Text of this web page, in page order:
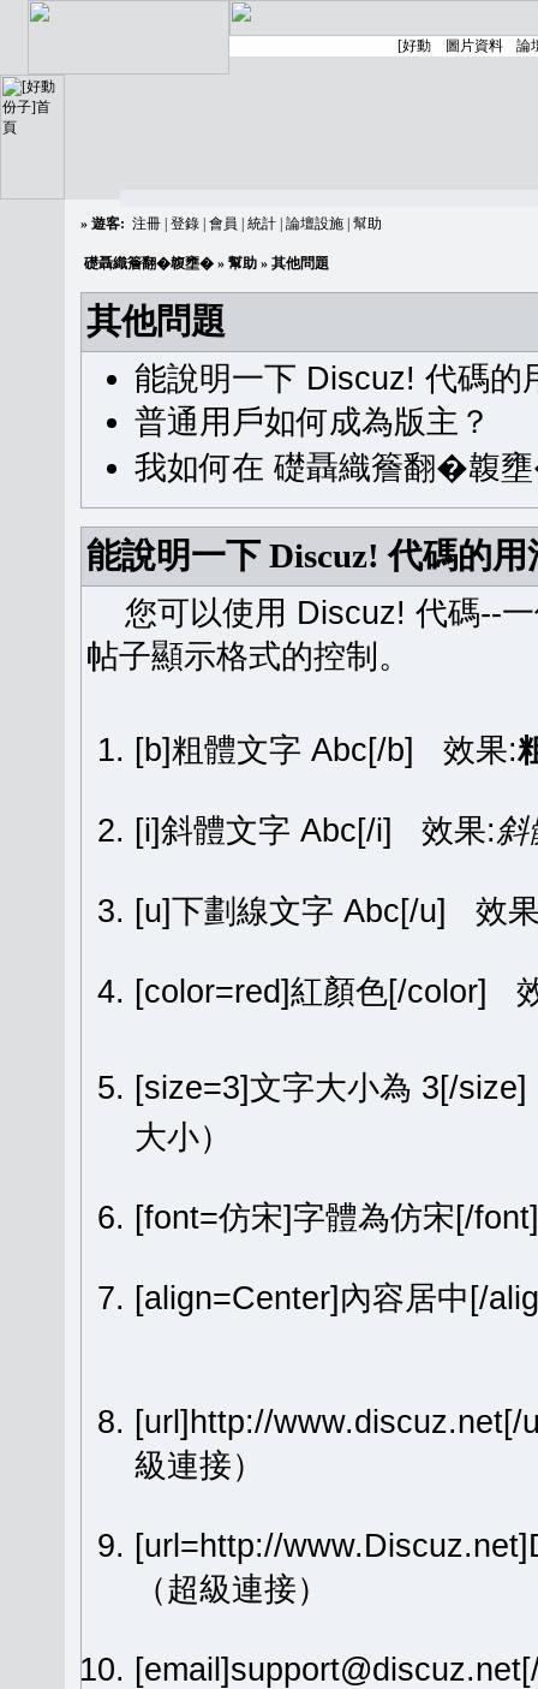
» 遊客: 注冊 登錄 會員 統計 論壇設施 幫助
礎聶織簷翻�䪖壅� » 幫助 » 其他問題
其他問題
能說明一下 Discuz! 代碼的
普通用戶如何成為版主？
我如何在 礎聶織簷翻�䪖
能說明一下 Discuz! 代碼的用
您可以使用 Discuz! 代碼--一
帖子顯示格式的控制。
[b]粗體文字 Abc[/b] 效果:
[i]斜體文字 Abc[/i] 效果:斜
[u]下劃線文字 Abc[/u] 效
[color=red]紅顏色[/color]
[size=3]文字大小為 3[/
大小）
[font=仿宋]字體為仿宋[/
[align=Center]內容居中[/
[url]http://
級連接）
[url=http://
（超級連接）